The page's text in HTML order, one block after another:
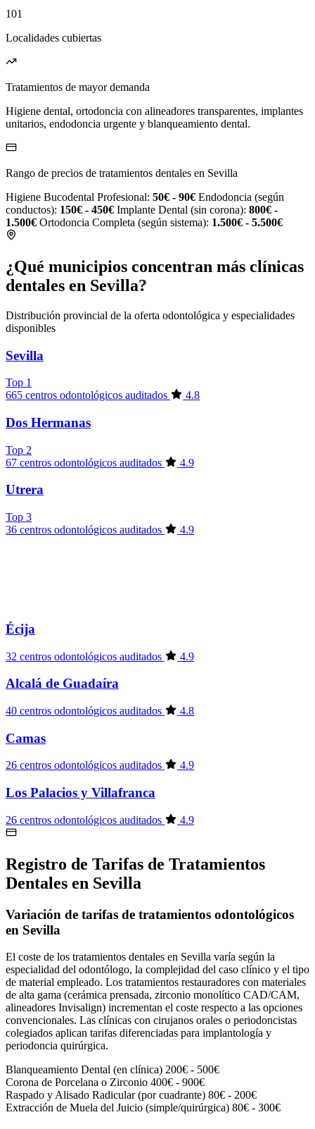
101
Localidades cubiertas
Tratamientos de mayor demanda
Higiene dental, ortodoncia con alineadores transparentes, implantes
unitarios, endodoncia urgente y blanqueamiento dental.
Rango de precios de tratamientos dentales en Sevilla
Higiene Bucodental Profesional: 50€ - 90€ Endodoncia (según
conductos): 150€ - 450€ Implante Dental (sin corona): 800€ -
1.500€ Ortodoncia Completa (según sistema): 1.500€ - 5.500€
¿Qué municipios concentran más clínicas
dentales en Sevilla?
Distribución provincial de la oferta odontológica y especialidades
disponibles
Sevilla
Top 1
665 centros odontológicos auditados
4.8
Dos Hermanas
Top 2
67 centros odontológicos auditados
4.9
Utrera
Top 3
36 centros odontológicos auditados
4.9
Écija
32 centros odontológicos auditados 4.9
Alcalá de Guadaíra
40 centros odontológicos auditados 4.8
Camas
26 centros odontológicos auditados 4.9
Los Palacios y Villafranca
26 centros odontológicos auditados 4.9
Registro de Tarifas de Tratamientos
Dentales en Sevilla
Variación de tarifas de tratamientos odontológicos
en Sevilla
El coste de los tratamientos dentales en Sevilla varía según la
especialidad del odontólogo, la complejidad del caso clínico y el tipo
de material empleado. Los tratamientos restauradores con materiales
de alta gama (cerámica prensada, zirconio monolítico CAD/CAM,
alineadores Invisalign) incrementan el coste respecto a las opciones
convencionales. Las clínicas con cirujanos orales o periodoncistas
colegiados aplican tarifas diferenciadas para implantología y
periodoncia quirúrgica.
Blanqueamiento Dental (en clínica) 200€ - 500€
Corona de Porcelana o Zirconio 400€ - 900€
Raspado y Alisado Radicular (por cuadrante) 80€ - 200€
Extracción de Muela del Juicio (simple/quirúrgica) 80€ - 300€